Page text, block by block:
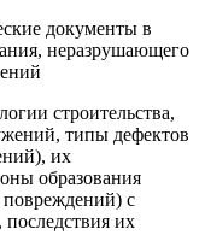
документы в
неразрушающего
строительства,
типы дефектов
их
образования
повреждений) с
их